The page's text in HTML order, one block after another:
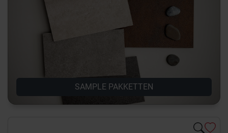
SAMPLE PAKKETTEN